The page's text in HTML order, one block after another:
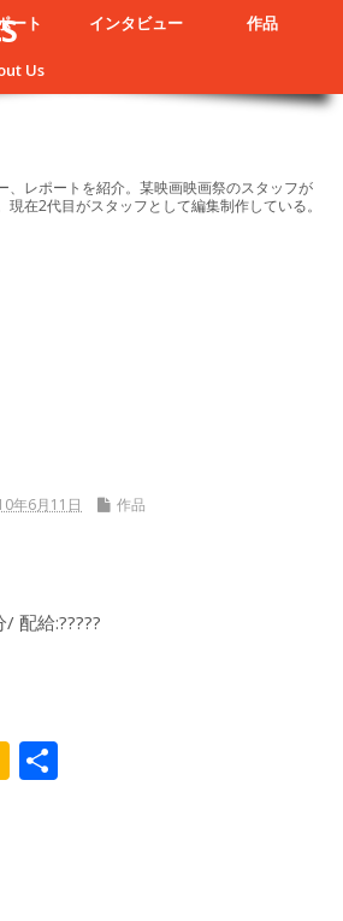
ート インタビュー 作品
Us
、レポートを紹介。某映画映画祭のスタッフが
在2代目がスタッフとして編集制作している。
年6月11日
作品
配給:?????
K